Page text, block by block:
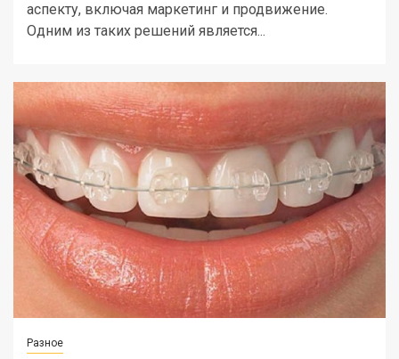
аспекту, включая маркетинг и продвижение.
Одним из таких решений является...
Разное